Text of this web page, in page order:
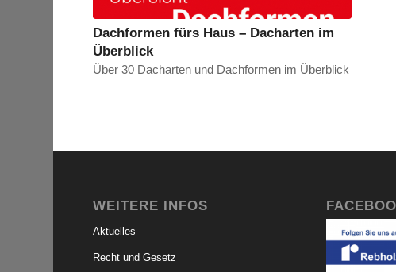
Dachformen fürs Haus – Dacharten im
Überblick
Über 30 Dacharten und Dachformen im Überblick
WEITERE INFOS
Aktuelles
Recht und Gesetz